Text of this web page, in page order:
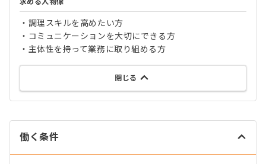
求める人物像
・調理スキルを高めたい方
・コミュニケーションを大切にできる方
・主体性を持って業務に取り組める方
閉じる
働く条件